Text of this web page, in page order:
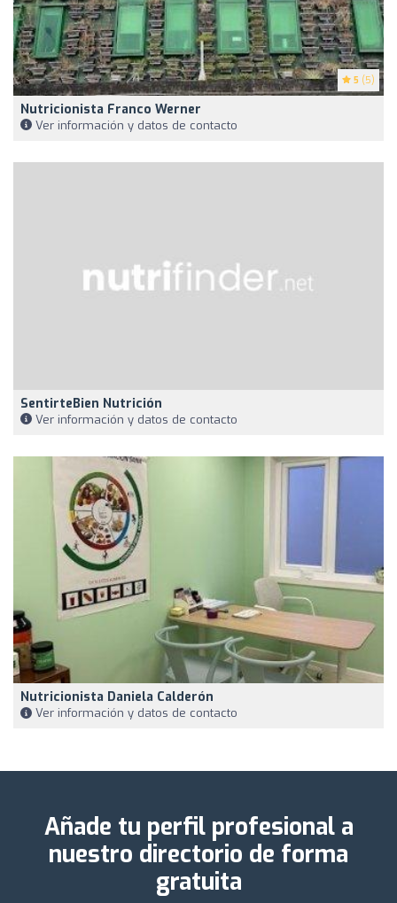
5 (5)
Nutricionista Franco Werner
Ver información y datos de contacto
SentirteBien Nutrición
Ver información y datos de contacto
Nutricionista Daniela Calderón
Ver información y datos de contacto
Añade tu perfil profesional a
nuestro directorio de forma
gratuita